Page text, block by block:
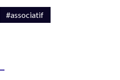
#associatif